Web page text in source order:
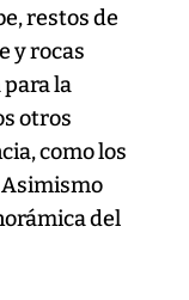
restos de
y rocas
la
otros
como los
Asimismo
del